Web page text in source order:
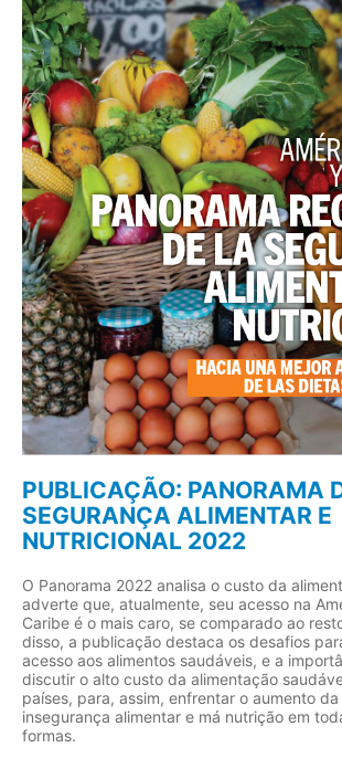
PUBLICAÇÃO: PANORAMA
SEGURANÇA ALIMENTAR E
NUTRICIONAL 2022
O Panorama 2022 analisa o custo da
adverte que, atualmente, seu acesso na
Caribe é o mais caro, se comparado ao
disso, a publicação destaca os desafios
acesso aos alimentos saudáveis, e a
discutir o alto custo da alimentação
países, para, assim, enfrentar o aumento
insegurança alimentar e má nutrição em
formas.